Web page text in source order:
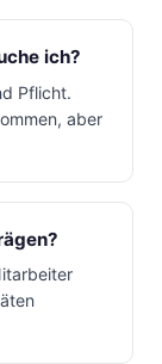
ich?
Pflicht.
aber